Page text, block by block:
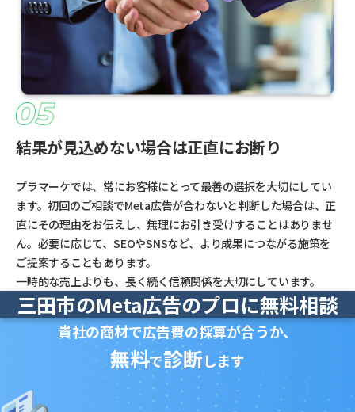
結果が見込めない場合は正直にお断り
プラマーケでは、常にお客様にとって最善の選択を大切にしてい
ます。初回のご相談でMeta広告が合わないと判断した場合は、正
直にその理由をお伝えし、無理にお引き受けすることはありませ
ん。必要に応じて、SEOやSNSなど、より成果につながる施策を
ご提案することもあります。
一時的な売上よりも、長く続く信頼関係を大切にしています。
三田市のMeta広告のプロに無料相談
貴社の商材で広告費の採算が合うか、
無料で診断します